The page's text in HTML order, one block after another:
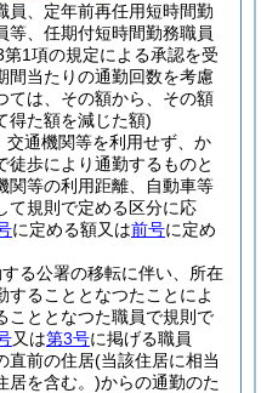
員、定年前再任用短時間勤
等、任期付短時間勤務職員
1項の規定による承認を受
間当たりの通勤回数を考慮
ては、その額から、その額
得た額を減じた額)
通機関等を利用せず、か
徒歩により通勤するものと
関等の利用距離、自動車等
て規則で定める区分に応
に定める額又は前号に定め
る公署の移転に伴い、所在
することとなつたことによ
こととなつた職員で規則で
又は第3号に掲げる職員
直前の住居(当該住居に相当
居を含む。)からの通勤のた